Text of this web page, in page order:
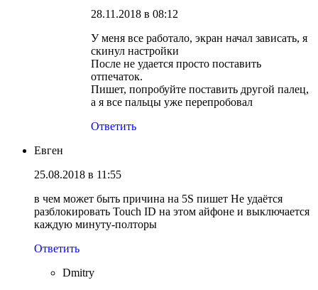
28.11.2018 в 08:12
У меня все работало, экран начал зависать, я
скинул настройки
После не удается просто поставить
отпечаток.
Пишет, попробуйте поставить другой палец,
а я все пальцы уже перепробовал
Ответить
Евген
25.08.2018 в 11:55
в чем может быть причина на 5S пишет Не удаётся
разблокировать Touch ID на этом айфоне и выключается
каждую минуту-полторы
Ответить
Dmitry